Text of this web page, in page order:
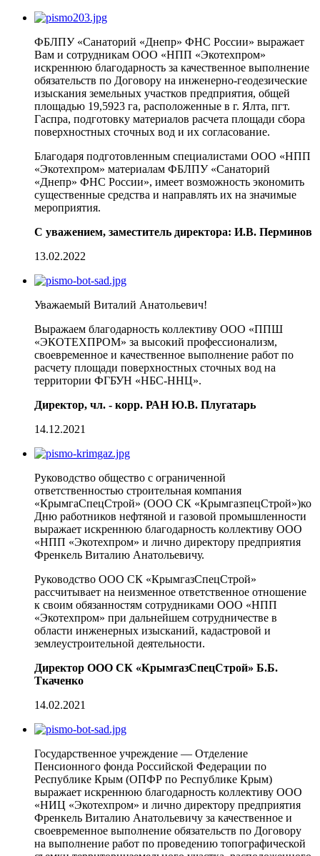
ФБЛПУ «Санаторий «Днепр» ФНС России» выражает
Вам и сотрудникам ООО «НПП «Экотехпром»
искреннюю благодарность за качественное выполнение
обязательств по Договору на инженерно-геодезические
изыскания земельных участков предприятия, общей
площадью 19,5923 га, расположенные в г. Ялта, пгт.
Гаспра, подготовку материалов расчета площади сбора
поверхностных сточных вод и их согласование.
Благодаря подготовленным специалистами ООО «НПП
«Экотехпром» материалам ФБЛПУ «Санаторий
«Днепр» ФНС России», имеет возможность экономить
существенные средства и направлять их на значимые
мероприятия.
С уважением, заместитель директора: И.В. Перминов
13.02.2022
Уважаемый Виталий Анатольевич!
Выражаем благодарность коллективу ООО «ППШ
«ЭКОТЕХПРОМ» за высокий профессионализм,
своевременное и качественное выполнение работ по
расчету площади поверхностных сточных вод на
территории ФГБУН «НБС-ННЦ».
Директор, чл. - корр. РАН Ю.В. Плугатарь
14.12.2021
Руководство общество с ограниченной
ответственностью строительная компания
«КрымгаCпецCтрой» (ООО СК «КрымгазпецCтрой»)ко
Дню работников нефтяной и газовой промышленности
выражает искреннюю благодарность коллективу ООО
«НПП «Экотехпром» и лично директору предприятия
Френкель Виталию Анатольевичу.
Руководство ООО СК «КрымгазCпецCтрой»
рассчитывает на неизменное ответственное отношение
к своим обязанностям сотрудниками ООО «НПП
«Экотехпром» при дальнейшем сотрудничестве в
области инженерных изысканий, кадастровой и
землеустроительной деятельности.
Директор ООО СК «КрымгазCпецCтрой» Б.Б.
Ткаченко
14.02.2021
Государственное учреждение — Отделение
Пенсионного фонда Российской Федерации по
Республике Крым (ОПФР по Республике Крым)
выражает искреннюю благодарность коллективу ООО
«НИЦ «Экотехпром» и лично директору предприятия
Френкель Виталию Анатольевичу за качественное и
своевременное выполнение обязательств по Договору
на выполнение работ по проведению топографической